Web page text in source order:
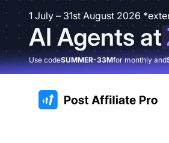
1 July – 31st August 2026
AI Agents at
Use codeSUMMER-33Mfor monthly and
:site.title